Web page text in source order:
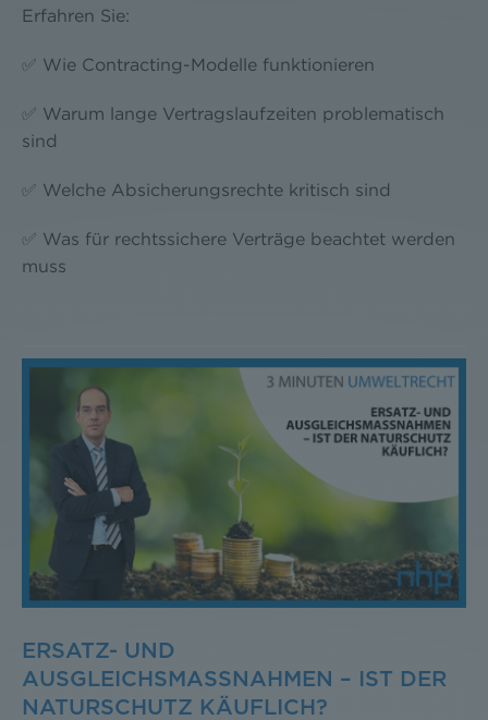
Erfahren Sie:
✅ Wie Contracting-Modelle funktionieren
✅ Warum lange Vertragslaufzeiten problematisch
sind
✅ Welche Absicherungsrechte kritisch sind
✅ Was für rechtssichere Verträge beachtet werden
muss
ERSATZ- UND
AUSGLEICHSMASSNAHMEN – IST DER N
ATURSCHUTZ KÄUFLICH?